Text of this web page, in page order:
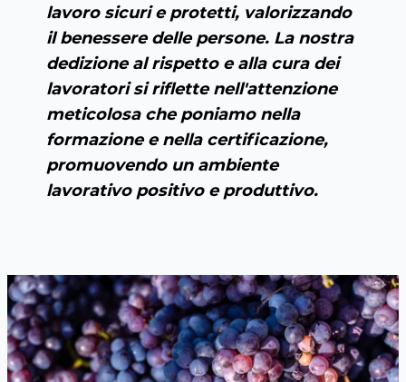
lavoro sicuri e protetti, valorizzando
il benessere delle persone. La nostra
dedizione al rispetto e alla cura dei
lavoratori si riflette nell'attenzione
meticolosa che poniamo nella
formazione e nella certificazione,
promuovendo un ambiente
lavorativo positivo e produttivo.